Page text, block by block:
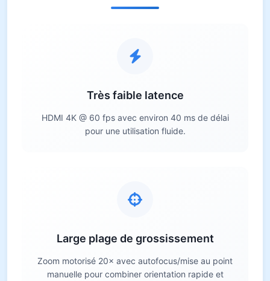
Très faible latence
HDMI 4K @ 60 fps avec environ 40 ms de délai
pour une utilisation fluide.
Large plage de grossissement
Zoom motorisé 20× avec autofocus/mise au point
manuelle pour combiner orientation rapide et